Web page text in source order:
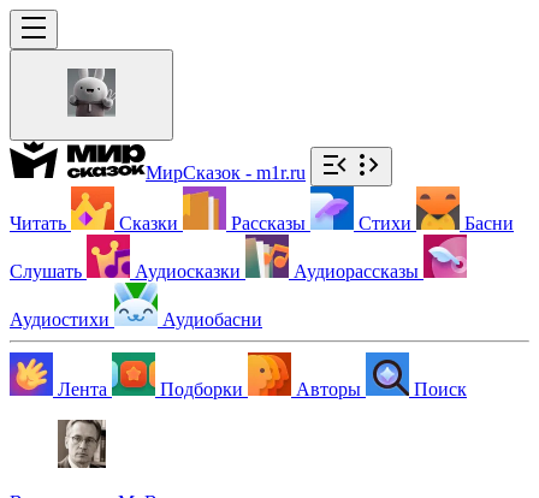
МирСказок - m1r.ru
Читать Сказки Рассказы Стихи Басни
Слушать Аудиосказки Аудиорассказы
Аудиостихи Аудиобасни
Лента Подборки Авторы Поиск